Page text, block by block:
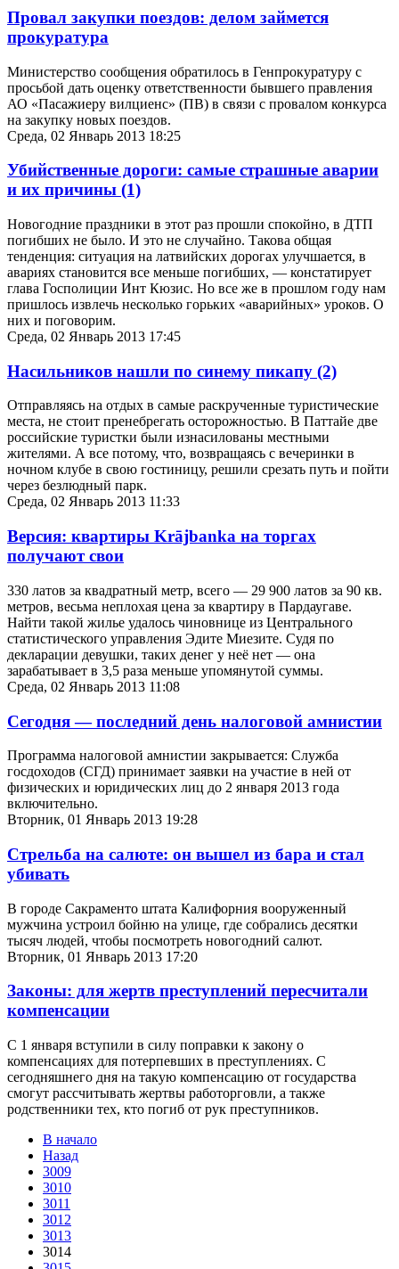
Провал закупки поездов: делом займется
прокуратура
Министерство сообщения обратилось в Генпрокуратуру с
просьбой дать оценку ответственности бывшего правления
АО «Пасажиеру вилциенс» (ПВ) в связи с провалом конкурса
на закупку новых поездов.
Среда, 02 Январь 2013 18:25
Убийственные дороги: самые страшные аварии
и их причины (1)
Новогодние праздники в этот раз прошли спокойно, в ДТП
погибших не было. И это не случайно. Такова общая
тенденция: ситуация на латвийских дорогах улучшается, в
авариях становится все меньше погибших, — констатирует
глава Госполиции Инт Кюзис. Но все же в прошлом году нам
пришлось извлечь несколько горьких «аварийных» уроков. О
них и поговорим.
Среда, 02 Январь 2013 17:45
Насильников нашли по синему пикапу (2)
Отправляясь на отдых в самые раскрученные туристические
места, не стоит пренебрегать осторожностью. В Паттайе две
российские туристки были изнасилованы местными
жителями. А все потому, что, возвращаясь с вечеринки в
ночном клубе в свою гостиницу, решили срезать путь и пойти
через безлюдный парк.
Среда, 02 Январь 2013 11:33
Версия: квартиры Krājbanka на торгах
получают свои
330 латов за квадратный метр, всего — 29 900 латов за 90 кв.
метров, весьма неплохая цена за квартиру в Пардаугаве.
Найти такой жилье удалось чиновнице из Центрального
статистического управления Эдите Миезите. Судя по
декларации девушки, таких денег у неё нет — она
зарабатывает в 3,5 раза меньше упомянутой суммы.
Среда, 02 Январь 2013 11:08
Сегодня — последний день налоговой амнистии
Программа налоговой амнистии закрывается: Служба
госдоходов (СГД) принимает заявки на участие в ней от
физических и юридических лиц до 2 января 2013 года
включительно.
Вторник, 01 Январь 2013 19:28
Стрельба на салюте: он вышел из бара и стал
убивать
В городе Сакраменто штата Калифорния вооруженный
мужчина устроил бойню на улице, где собрались десятки
тысяч людей, чтобы посмотреть новогодний салют.
Вторник, 01 Январь 2013 17:20
Законы: для жертв преступлений пересчитали
компенсации
С 1 января вступили в силу поправки к закону о
компенсациях для потерпевших в преступлениях. С
сегодняшнего дня на такую компенсацию от государства
смогут рассчитывать жертвы работорговли, а также
родственники тех, кто погиб от рук преступников.
В начало
Назад
3009
3010
3011
3012
3013
3014